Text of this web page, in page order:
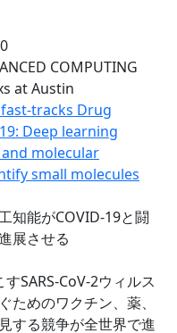
COMPUTING
at Austin
tracks Drug
Deep learning
molecular
small molecules
知能がCOVID-19と闘
展させる
SARS-CoV-2ウィルス
ためのワクチン、薬、
する競争が全世界で進